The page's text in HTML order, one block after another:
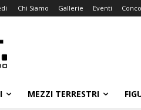
Chi Siamo Gallerie Eventi
MEZZI TERRESTRI